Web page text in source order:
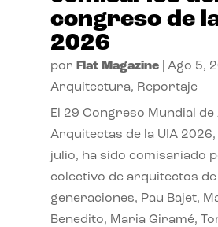
congreso de
2026
por Flat Magazine| Ago 5,
Arquitectura, Reportaje
El 29 Congreso Mundial
Arquitectas de la UIA
julio, ha sido comisariado
colectivo de arquitectos
generaciones, Pau Bajet,
Benedito, Maria Giramé,